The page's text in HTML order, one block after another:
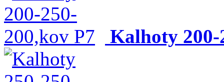
Kalhoty 200-